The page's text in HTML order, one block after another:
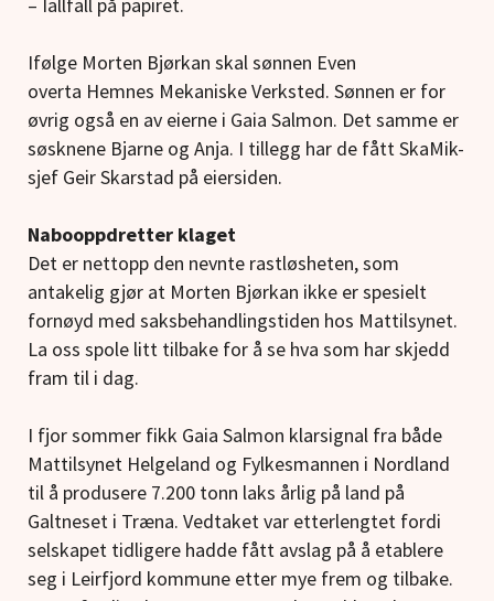
Ifølge Morten Bjørkan skal sønnen Even
overta Hemnes Mekaniske Verksted. Sønnen er for
øvrig også en av eierne i Gaia Salmon. Det samme er
søsknene Bjarne og Anja. I tillegg har de fått SkaMik-
sjef Geir Skarstad på eiersiden.
Nabooppdretter klaget
Det er nettopp den nevnte rastløsheten, som
antakelig gjør at Morten Bjørkan ikke er spesielt
fornøyd med saksbehandlingstiden hos Mattilsynet.
La oss spole litt tilbake for å se hva som har skjedd
fram til i dag.
I fjor sommer fikk Gaia Salmon klarsignal fra både
Mattilsynet Helgeland og Fylkesmannen i Nordland
til å produsere 7.200 tonn laks årlig på land på
Galtneset i Træna. Vedtaket var etterlengtet fordi
selskapet tidligere hadde fått avslag på å etablere
seg i Leirfjord kommune etter mye frem og tilbake.